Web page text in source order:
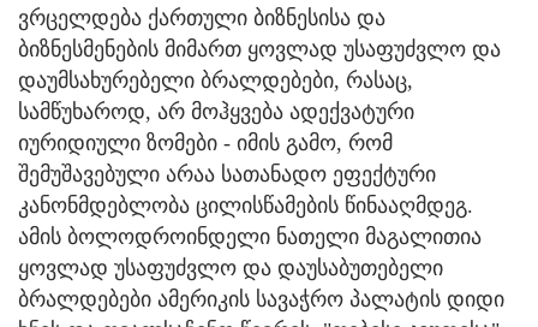
ვრცელდება ქართული ბიზნესისა და
ბიზნესმენების მიმართ ყოვლად უსაფუძვლო და
დაუმსახურებელი ბრალდებები, რასაც,
სამწუხაროდ, არ მოჰყვება ადექვატური
იურიდიული ზომები - იმის გამო, რომ
შემუშავებული არაა სათანადო ეფექტური
კანონმდებლობა ცილისწამების წინააღმდეგ.
ამის ბოლოდროინდელი ნათელი მაგალითია
ყოვლად უსაფუძვლო და დაუსაბუთებელი
ბრალდებები ამერიკის სავაჭრო პალატის დიდი